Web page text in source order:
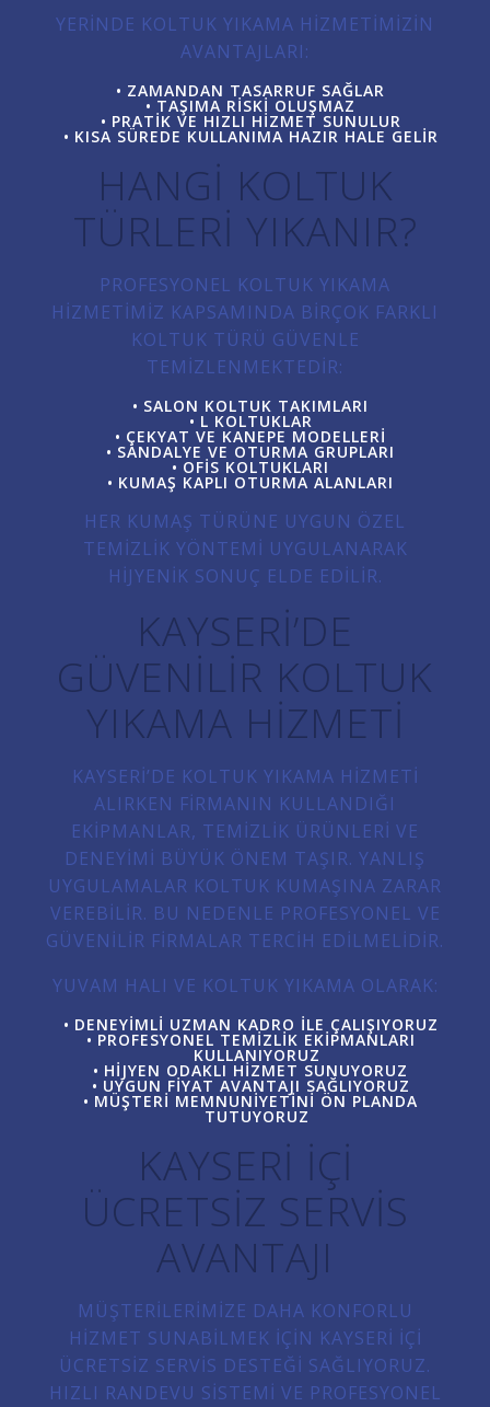
YERINDE KOLTUK YIKAMA HIZMETIMIZIN
AVANTAJLARI:
ZAMANDAN TASARRUF SAĞLAR
TAŞIMA RISKI OLUŞMAZ
PRATIK VE HIZLI HIZMET SUNULUR
KISA SÜREDE KULLANIMA HAZIR HALE GELIR
HANGI KOLTUK
TÜRLERI YIKANIR?
PROFESYONEL KOLTUK YIKAMA
HIZMETIMIZ KAPSAMINDA BIRÇOK FARKLI
KOLTUK TÜRÜ GÜVENLE
TEMIZLENMEKTEDIR:
SALON KOLTUK TAKIMLARI
L KOLTUKLAR
ÇEKYAT VE KANEPE MODELLERI
SANDALYE VE OTURMA GRUPLARI
OFIS KOLTUKLARI
KUMAŞ KAPLI OTURMA ALANLARI
HER KUMAŞ TÜRÜNE UYGUN ÖZEL
TEMIZLIK YÖNTEMI UYGULANARAK
HIJYENIK SONUÇ ELDE EDILIR.
KAYSERI’DE
GÜVENILIR KOLTUK
YIKAMA HIZMETI
KAYSERI’DE KOLTUK YIKAMA HIZMETI
ALIRKEN FIRMANIN KULLANDIĞI
EKIPMANLAR, TEMIZLIK ÜRÜNLERI VE
DENEYIMI BÜYÜK ÖNEM TAŞIR. YANLIŞ
UYGULAMALAR KOLTUK KUMAŞINA ZARAR
VEREBILIR. BU NEDENLE PROFESYONEL VE
GÜVENILIR FIRMALAR TERCIH EDILMELIDIR.
YUVAM HALI VE KOLTUK YIKAMA OLARAK:
DENEYIMLI UZMAN KADRO ILE ÇALIŞIYORUZ
PROFESYONEL TEMIZLIK EKIPMANLARI
KULLANIYORUZ
HIJYEN ODAKLI HIZMET SUNUYORUZ
UYGUN FIYAT AVANTAJI SAĞLIYORUZ
MÜŞTERI MEMNUNIYETINI ÖN PLANDA
TUTUYORUZ
KAYSERI İÇI
ÜCRETSIZ SERVIS
AVANTAJI
MÜŞTERILERIMIZE DAHA KONFORLU
HIZMET SUNABILMEK IÇIN KAYSERI IÇI
ÜCRETSIZ SERVIS DESTEĞI SAĞLIYORUZ.
HIZLI RANDEVU SISTEMI VE PROFESYONEL